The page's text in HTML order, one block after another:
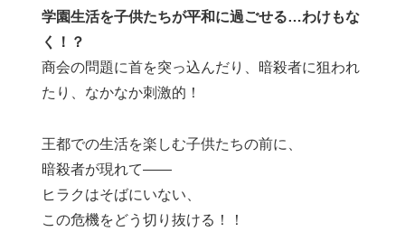
学園生活を子供たちが平和に過ごせる…わけもな
く！？
商会の問題に首を突っ込んだり、暗殺者に狙われ
たり、なかなか刺激的！
王都での生活を楽しむ子供たちの前に、
暗殺者が現れて――
ヒラクはそばにいない、
この危機をどう切り抜ける！！